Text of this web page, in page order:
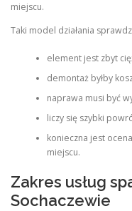
miejscu.
Taki model działania
element jest zbyt
demontaż byłby
naprawa musi być
liczy się szybki
konieczna jest
miejscu.
Zakres usług
Sochaczewie